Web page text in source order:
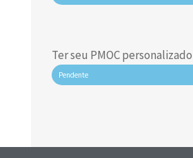
Ter seu PMOC
Pendente